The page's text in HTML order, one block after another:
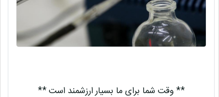
** وقت شما برای ما بسیار ارزشمند است **